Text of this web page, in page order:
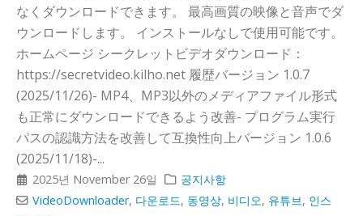
なくダウンロードできます。 最高画質の映像と音声でダ
ウンロードします。 インストールなしで使用可能です。
ホームページ シークレットビデオダウンロード：
https://secretvideo.kilho.net 履歴バージョン 1.0.7
(2025/11/26)- MP4、MP3以外のメディアファイル形式
も正常にダウンロードできるよう改善- プログラム実行
パスの認識方法を改善して互換性向上バージョン 1.0.6
(2025/11/18)-...
2025년 November 26일
공지사항
VideoDownloader, 다운로드, 동영상, 비디오, 유튜브, 인스